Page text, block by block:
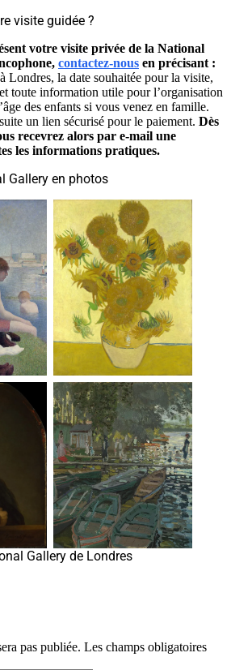
visite guidée ?
votre visite privée de la National
contactez-nous en précisant :
Londres, la date souhaitée pour la visite,
toute information utile pour l’organisation
des enfants si vous venez en famille.
un lien sécurisé pour le paiement. Dès
recevrez alors par e-mail une
les informations pratiques.
Gallery en photos
Gallery de Londres
pas publiée. Les champs obligatoires